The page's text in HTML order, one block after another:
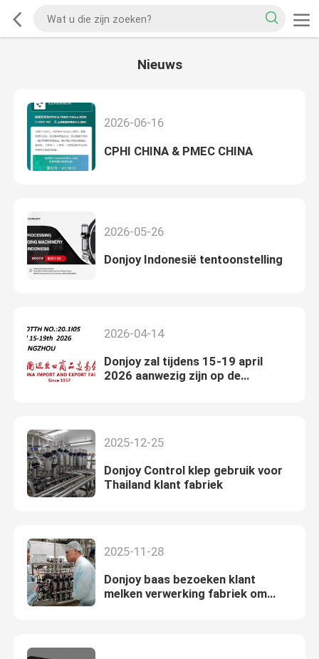
Nieuws
2026-06-16
CPHI CHINA & PMEC CHINA
2026-05-26
Donjoy Indonesië tentoonstelling
2026-04-14
Donjoy zal tijdens 15-19 april
2026 aanwezig zijn op de
2025-12-25
Donjoy Control klep gebruik voor
Thailand klant fabriek
2025-11-28
Donjoy baas bezoeken klant
melken verwerking fabriek om